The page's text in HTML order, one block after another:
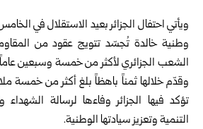
ويأتي احتفال الجزائر بعيد الاستقلال في
وطنية خالدة تُجسّد تتويج عقود من
الشعب الجزائري لأكثر من خمسة وسبعين
وقدّم خلالها ثمناً باهظاً بلغ أكثر من خمسة
تؤكد فيها الجزائر وفاءها لرسالة الشهداء
التنمية وتعزيز سيادتها الوطنية.